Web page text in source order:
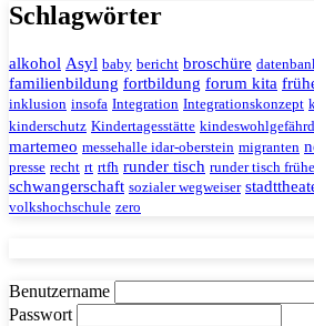
Schlagwörter
alkohol Asyl baby bericht broschüre
familienbildung fortbildung forum kita
inklusion insofa Integration Integrationskonzept
kinderschutz Kindertagesstätte
martemeo messehalle idar-oberstein migranten
presse recht rt rtfh runder tisch runder tisch
schwangerschaft sozialer wegweiser
volkshochschule zero
Benutzername
Passwort